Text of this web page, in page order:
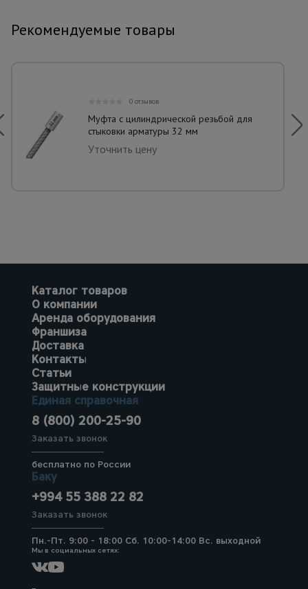
Рекомендуемые товары
0 отзывов
Муфта с цилиндрической резьбой для
стыковки арматуры 32 мм
Уточнить цену
Каталог товаров
О компании
Аренда оборудования
Франшиза
Доставка
Контакты
Статьи
Защитные конструкции
Единая справочная
8 (800) 200-25-90
Заказать звонок
бесплатно по России
Баку
+994 55 388 22 82
Заказать звонок
Пн.-Пт. 9:00 - 18:00 Сб. 10:00-14:00 Вс. выходной
Мы в социальных сетях: